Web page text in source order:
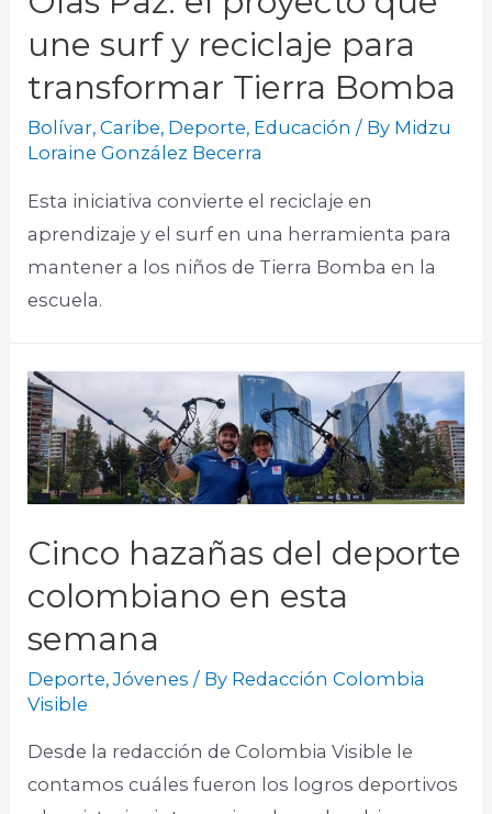
une surf y reciclaje para
transformar Tierra Bomba
Bolívar,Caribe, Deporte, Educación / By Midzu
Loraine González Becerra
Esta iniciativa convierte el reciclaje en
aprendizaje y el surf en una herramienta para
mantener a los niños de Tierra Bomba en la
escuela.
Cinco hazañas del deporte
colombiano en esta
semana
Deporte,Jóvenes / By Redacción Colombia
Visible
Desde la redacción de Colombia Visible le
contamos cuáles fueron los logros deportivos